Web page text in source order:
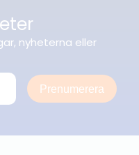
nyheterna eller
Prenumerera